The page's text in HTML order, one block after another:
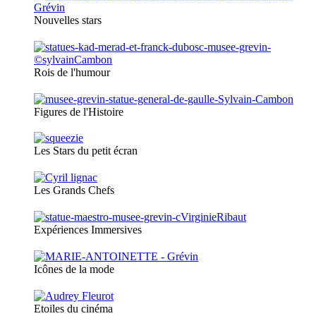
Nouvelles stars
Rois de l'humour
Figures de l'Histoire
Les Stars du petit écran
Les Grands Chefs
Expériences Immersives
Icônes de la mode
Etoiles du cinéma